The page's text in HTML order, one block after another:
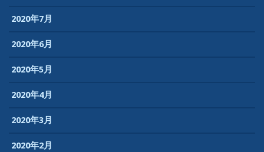
2020年7月
2020年6月
2020年5月
2020年4月
2020年3月
2020年2月